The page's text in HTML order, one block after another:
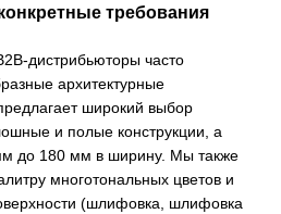
требования
дистрибьюторы часто
архитектурные
широкий выбор
и полые конструкции, а
до 180 мм в ширину. Мы также
многотональных цветов и
(шлифовка, шлифовка